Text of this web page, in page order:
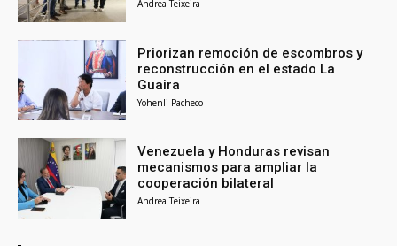
Andrea Teixeira
Priorizan remoción de escombros y
reconstrucción en el estado La
Guaira
Yohenli Pacheco
Venezuela y Honduras revisan
mecanismos para ampliar la
cooperación bilateral
Andrea Teixeira